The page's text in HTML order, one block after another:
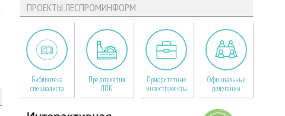
ПРОЕКТЫ ЛЕСПРОМИНФОРМ
Библиотека
специалиста
Предприятия
ЛПК
Приоритетные
инвестпроекты
Официальные
делегации